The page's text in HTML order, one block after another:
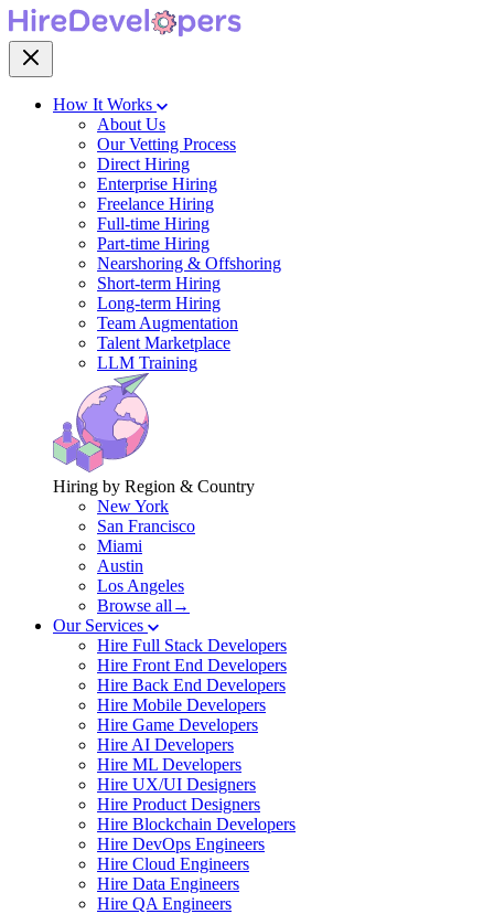
How It Works
About Us
Our Vetting Process
Direct Hiring
Enterprise Hiring
Freelance Hiring
Full-time Hiring
Part-time Hiring
Nearshoring & Offshoring
Short-term Hiring
Long-term Hiring
Team Augmentation
Talent Marketplace
LLM Training
Hiring by Region & Country
New York
San Francisco
Miami
Austin
Los Angeles
Browse all→
Our Services
Hire Full Stack Developers
Hire Front End Developers
Hire Back End Developers
Hire Mobile Developers
Hire Game Developers
Hire AI Developers
Hire ML Developers
Hire UX/UI Designers
Hire Product Designers
Hire Blockchain Developers
Hire DevOps Engineers
Hire Cloud Engineers
Hire Data Engineers
Hire QA Engineers